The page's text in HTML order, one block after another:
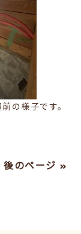
の様子です。
後のページ »